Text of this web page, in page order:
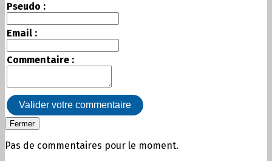
Pseudo :
Email :
Commentaire :
Valider votre commentaire
Fermer
Pas de commentaires pour le moment.